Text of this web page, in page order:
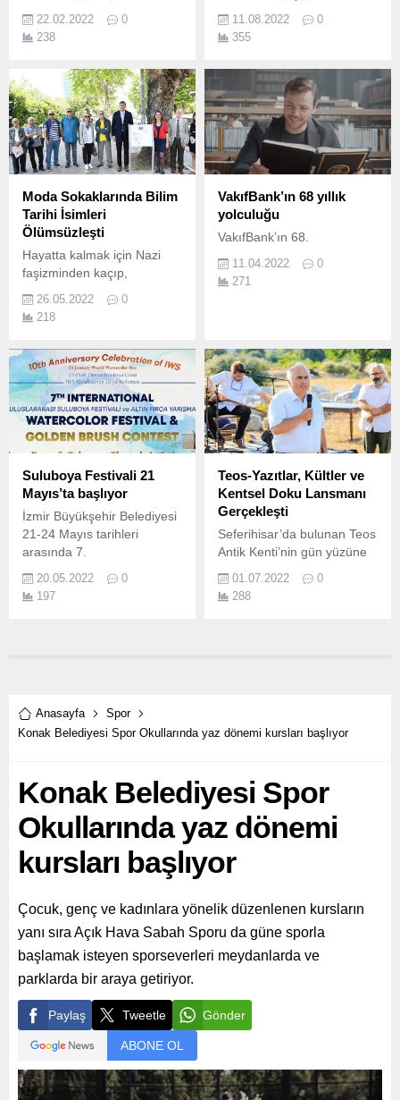
pek çok konser ve tiyatro
gösterisini ücretsiz olarak
22.02.2022
0
238
becerilerini geliştirmelerini,
zihinsel ve bedensel
güçlendirmelerini
hedefleyen Atatürk Kültür
Merkezi Çocuk Sanat
Merkezi, sanat odaklı atölye
programlarına yenilerini
ekledi.
11.08.2022
0
355
Moda Sokaklarında Bilim
Tarihi İsimleri
Ölümsüzleşti
Hayatta kalmak için Nazi
faşizminden kaçıp,
yerleşen, akademik
çalışmalarını buradan
Avusturyalı bilim
insanlarının isimleri
yaşadıkları Mühürdar
Caddesi’nde anı plaketi ile
ölümsüzleştirildi.
26.05.2022
0
218
VakıfBank’ın 68 yıllık
yolculuğu
VakıfBank’ın 68.
11.04.2022
0
271
Suluboya Festivali 21
Mayıs’ta başlıyor
İzmir Büyükşehir Belediyesi
21-24 Mayıs tarihleri
arasında 7.
20.05.2022
0
197
Teos-Yazıtlar, Kültler ve
Kentsel Doku Lansmanı
Gerçekleşti
Seferihisar’da bulunan Teos
Antik Kenti’nin gün yüzüne
kazıların başkanlığını yapan
Prof.
01.07.2022
0
288
Anasayfa
Spor
Konak Belediyesi Spor Okullarında yaz dönemi kursları başlıyor
Konak Belediyesi Spor
Okullarında yaz dönemi
kursları başlıyor
Çocuk, genç ve kadınlara yönelik düzenlenen kursların
yanı sıra Açık Hava Sabah Sporu da güne sporla
başlamak isteyen sporseverleri meydanlarda ve
parklarda bir araya getiriyor.
Paylaş Tweetle Gönder
ABONE OL